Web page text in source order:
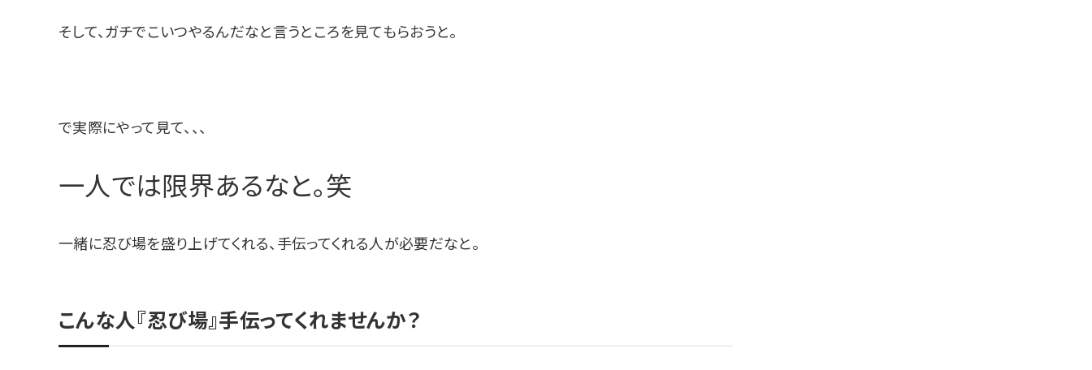
そして、ガチでこいつやるんだなと言うところを見てもらおうと。
で実際にやって見て、、、
一人では限界あるなと。笑
一緒に忍び場を盛り上げてくれる、手伝ってくれる人が必要だなと。
こんな人『忍び場』手伝ってくれませんか？